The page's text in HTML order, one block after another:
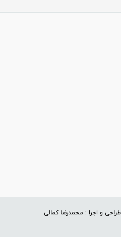
طراحی و اجرا : محمدرضا کمالی